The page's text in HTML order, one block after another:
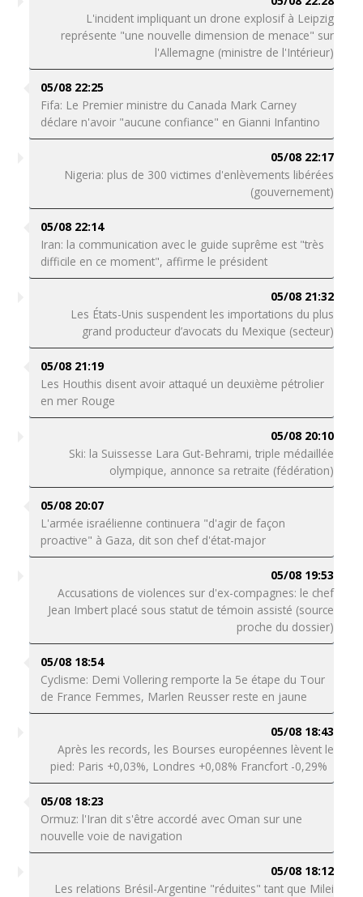
L'incident impliquant un drone explosif à Leipzig
représente "une nouvelle dimension de menace" sur
l'Allemagne (ministre de l'Intérieur)
05/08 22:25
Fifa: Le Premier ministre du Canada Mark Carney
déclare n'avoir "aucune confiance" en Gianni Infantino
05/08 22:17
Nigeria: plus de 300 victimes d'enlèvements libérées
(gouvernement)
05/08 22:14
Iran: la communication avec le guide suprême est "très
difficile en ce moment", affirme le président
05/08 21:32
Les États-Unis suspendent les importations du plus
grand producteur d’avocats du Mexique (secteur)
05/08 21:19
Les Houthis disent avoir attaqué un deuxième pétrolier
en mer Rouge
05/08 20:10
Ski: la Suissesse Lara Gut-Behrami, triple médaillée
olympique, annonce sa retraite (fédération)
05/08 20:07
L'armée israélienne continuera "d'agir de façon
proactive" à Gaza, dit son chef d'état-major
05/08 19:53
Accusations de violences sur d'ex-compagnes: le chef
Jean Imbert placé sous statut de témoin assisté (source
proche du dossier)
05/08 18:54
Cyclisme: Demi Vollering remporte la 5e étape du Tour
de France Femmes, Marlen Reusser reste en jaune
05/08 18:43
Après les records, les Bourses européennes lèvent le
pied: Paris +0,03%, Londres +0,08% Francfort -0,29%
05/08 18:23
Ormuz: l'Iran dit s'être accordé avec Oman sur une
nouvelle voie de navigation
05/08 18:12
Les relations Brésil-Argentine "réduites" tant que Milei